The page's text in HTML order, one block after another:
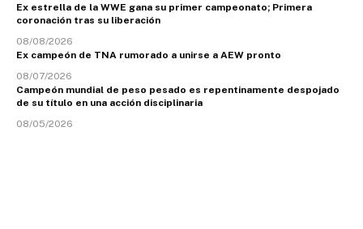
Ex estrella de la WWE gana su primer campeonato; Primera
coronación tras su liberación
08/08/2026
Ex campeón de TNA rumorado a unirse a AEW pronto
08/07/2026
Campeón mundial de peso pesado es repentinamente despojado
de su título en una acción disciplinaria
08/05/2026